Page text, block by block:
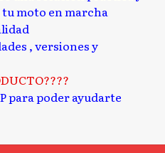
moto en marcha
, versiones y
para poder ayudarte